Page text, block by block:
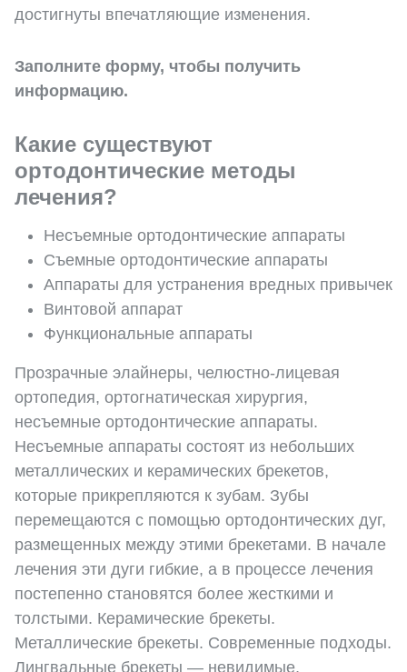
достигнуты впечатляющие изменения.
Заполните форму, чтобы получить
информацию.
Какие существуют
ортодонтические методы
лечения?
Несъемные ортодонтические аппараты
Съемные ортодонтические аппараты
Аппараты для устранения вредных привычек
Винтовой аппарат
Функциональные аппараты
Прозрачные элайнеры, челюстно-лицевая
ортопедия, ортогнатическая хирургия,
несъемные ортодонтические аппараты.
Несъемные аппараты состоят из небольших
металлических и керамических брекетов,
которые прикрепляются к зубам. Зубы
перемещаются с помощью ортодонтических дуг,
размещенных между этими брекетами. В начале
лечения эти дуги гибкие, а в процессе лечения
постепенно становятся более жесткими и
толстыми. Керамические брекеты.
Металлические брекеты. Современные подходы.
Лингвальные брекеты — невидимые,